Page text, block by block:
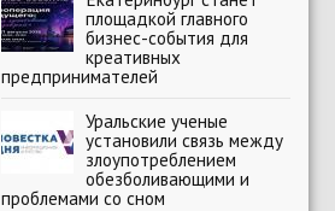
площадкой главного
бизнес-события для
креативных
предпринимателей
Уральские ученые
установили связь между
злоупотреблением
обезболивающими и
проблемами со сном